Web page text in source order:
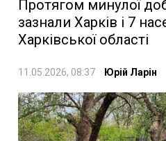
Протягом минулої
зазнали Харків і 7
Харківської області
11.05.2026, 08:37 Юрій Ларін